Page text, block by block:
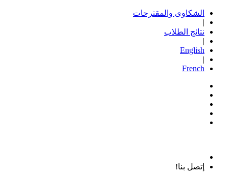
الشكاوى والمقترحات
|
نتائج الطلاب
|
English
|
French
إتصل بنا!